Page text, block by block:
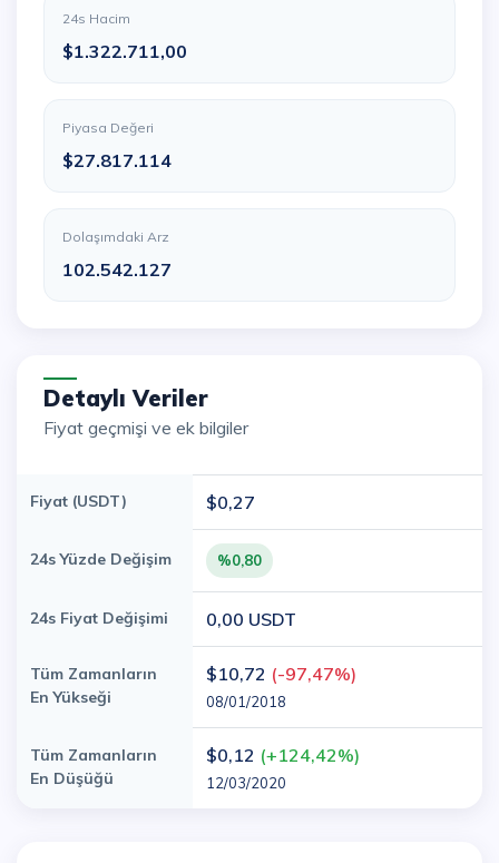
24s Hacim
$1.322.711,00
Piyasa Değeri
$27.817.114
Dolaşımdaki Arz
102.542.127
Detaylı Veriler
Fiyat geçmişi ve ek bilgiler
Fiyat (USDT) $0,27
24s Yüzde Değişim %0,80
24s Fiyat Değişimi 0,00 USDT
Tüm Zamanların
En Yükseği
$10,72 (-97,47%)
08/01/2018
Tüm Zamanların
En Düşüğü
$0,12 (+124,42%)
12/03/2020